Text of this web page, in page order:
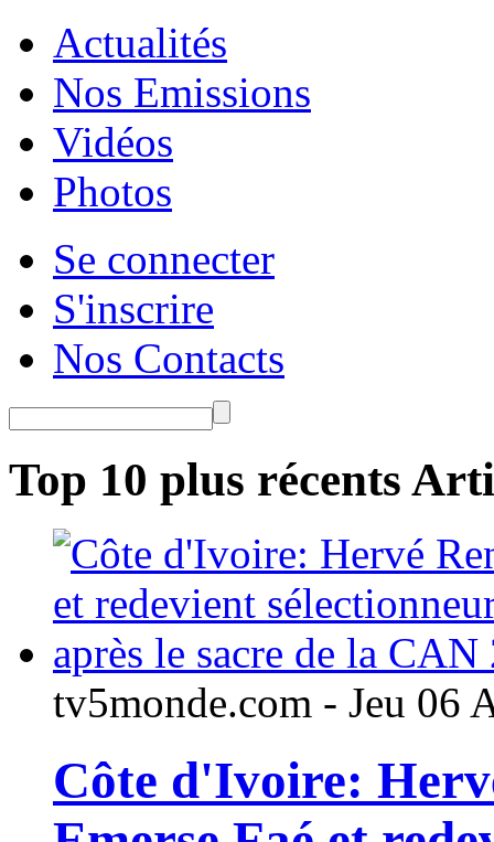
Actualités
Nos Emissions
Vidéos
Photos
Se connecter
S'inscrire
Nos Contacts
Top 10 plus récents
tv5monde.com - Jeu 06
Côte d'Ivoire: